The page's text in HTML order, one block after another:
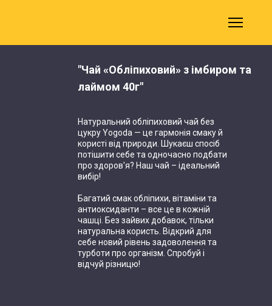
"Чай «Обліпиховий» з імбиром та
лаймом 40г"
Натуральний обліпиховий чай без
цукру Yogoda — це гармонія смаку й
користі від природи. Шукаєш спосіб
потішити себе та одночасно подбати
про здоров'я? Наш чай – ідеальний
вибір!
Багатий смак обліпихи, вітаміни та
антиоксиданти – все це в кожній
чашці. Без зайвих добавок, тільки
натуральна користь. Відкрий для
себе новий рівень задоволення та
турботи про організм. Спробуй і
відчуй різницю!